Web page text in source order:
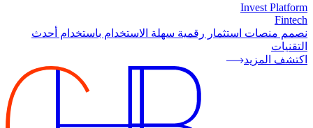
Invest Platform
Fintech
نصمم منصات استثمار رقمية سهلة الاستخدام باستخدام أحدث
التقنيات
اكتشف المزيد